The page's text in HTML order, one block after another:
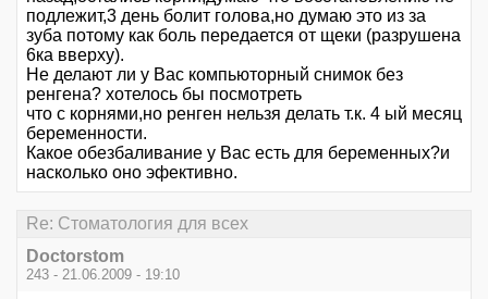
подлежит,3 день болит голова,но думаю это из за
зуба потому как боль передается от щеки (разрушена
6ка вверху).
Не делают ли у Вас компьюторный снимок без
ренгена? хотелось бы посмотреть
что с корнями,но ренген нельзя делать т.к. 4 ый месяц
беременности.
Какое обезбаливание у Вас есть для беременных?и
насколько оно эфективно.
Re: Стоматология для всех
Doctorstom
243 - 21.06.2009 - 19:10